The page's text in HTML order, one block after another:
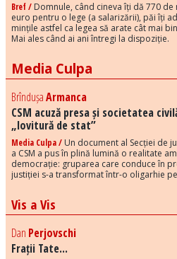
Bref / Domnule, când cineva îți dă 770 de
euro pentru o lege (a salarizării), păi îți
mințile astfel ca legea să arate cât mai
Mai ales când ai ani întregi la dispoziție.
Media Culpa
BrîndușaArmanca
CSM acuză presa și societatea
„lovitură de stat”
Media Culpa / Un document al Secției de
a CSM a pus în plină lumină o realitate
democrație: gruparea care conduce în
justiției s-a transformat într-o oligarhie
Vis a Vis
Dan Perjovschi
Frații Tate...